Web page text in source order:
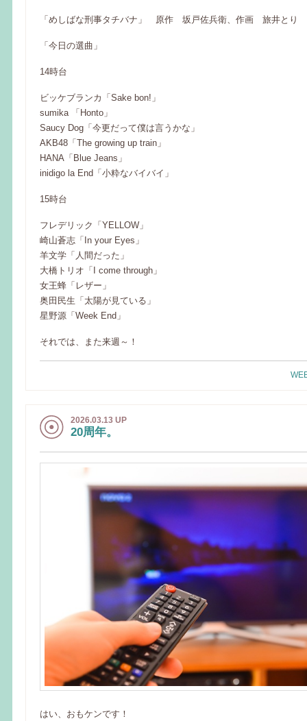
「めしばな刑事タチバナ」 原作 坂戸佐兵衛、作画 旅井とり
「今日の選曲」
14時台
ビッケブランカ「Sake bon!」
sumika 「Honto」
Saucy Dog「今更だって僕は言うかな」
AKB48「The growing up train」
HANA「Blue Jeans」
inidigo la End「小粋なバイバイ」
15時台
フレデリック「YELLOW」
崎山蒼志「In your Eyes」
羊文学「人間だった」
大橋トリオ「I come through」
女王蜂「レザー」
奥田民生「太陽が見ている」
星野源「Week End」
それでは、また来週～！
2026.03.13 UP
20周年。
はい、おもケンです！